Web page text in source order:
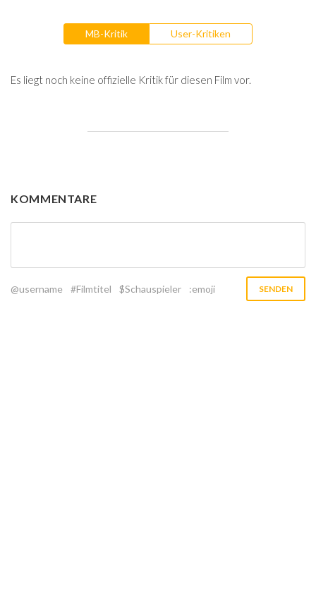
MB-Kritik User-Kritiken
Es liegt noch keine offizielle Kritik für diesen Film vor.
KOMMENTARE
@username #Filmtitel $Schauspieler :emoji